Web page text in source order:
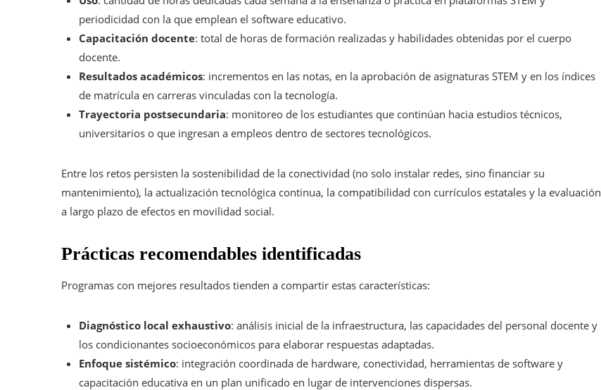
periodicidad con la que emplean el software educativo.
Capacitación docente: total de horas de formación realizadas y habilidades obtenidas por el cuerpo
docente.
Resultados académicos: incrementos en las notas, en la aprobación de asignaturas STEM y en los índices
de matrícula en carreras vinculadas con la tecnología.
Trayectoria postsecundaria: monitoreo de los estudiantes que continúan hacia estudios técnicos,
universitarios o que ingresan a empleos dentro de sectores tecnológicos.
Entre los retos persisten la sostenibilidad de la conectividad (no solo instalar redes, sino financiar su
mantenimiento), la actualización tecnológica continua, la compatibilidad con currículos estatales y la evaluación
a largo plazo de efectos en movilidad social.
Prácticas recomendables identificadas
Programas con mejores resultados tienden a compartir estas características:
Diagnóstico local exhaustivo: análisis inicial de la infraestructura, las capacidades del personal docente y
los condicionantes socioeconómicos para elaborar respuestas adaptadas.
Enfoque sistémico: integración coordinada de hardware, conectividad, herramientas de software y
capacitación educativa en un plan unificado en lugar de intervenciones dispersas.